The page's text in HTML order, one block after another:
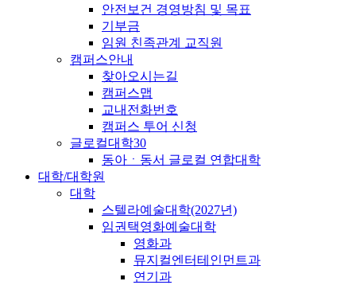
안전보건 경영방침 및 목표
기부금
임원 친족관계 교직원
캠퍼스안내
찾아오시는길
캠퍼스맵
교내전화번호
캠퍼스 투어 신청
글로컬대학30
동아ㆍ동서 글로컬 연합대학
대학/대학원
대학
스텔라예술대학(2027년)
임권택영화예술대학
영화과
뮤지컬엔터테인먼트과
연기과